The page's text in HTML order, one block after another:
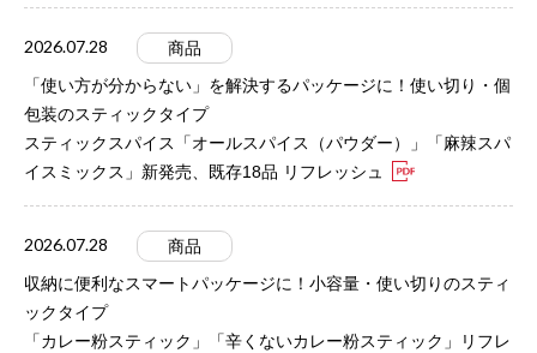
2026.07.28
商品
「使い方が分からない」を解決するパッケージに！使い切り・個
包装のスティックタイプ
スティックスパイス「オールスパイス（パウダー）」「麻辣スパ
イスミックス」新発売、既存18品 リフレッシュ
2026.07.28
商品
収納に便利なスマートパッケージに！小容量・使い切りのスティ
ックタイプ
「カレー粉スティック」「辛くないカレー粉スティック」リフレ